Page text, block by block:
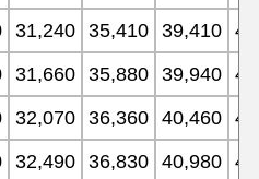
31,240 35,410 39,410
31,660 35,880 39,940
32,070 36,360 40,460
32,490 36,830 40,980